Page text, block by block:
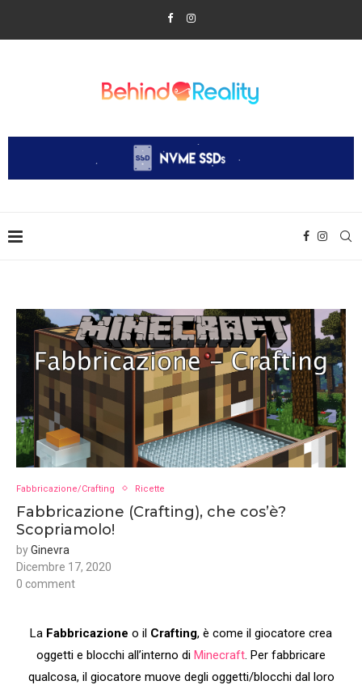
Fabbricazione/Crafting Ricette
Fabbricazione (Crafting), che cos’è?
Scopriamolo!
byGinevra
Dicembre 17, 2020
0 comment
La Fabbricazione o il Crafting, è come il giocatore crea
oggetti e blocchi all’interno di Minecraft. Per fabbricare
qualcosa, il giocatore muove degli oggetti/blocchi dal loro